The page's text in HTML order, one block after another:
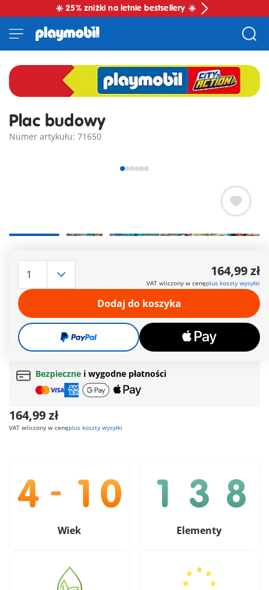
☀️ 25% zniżki na letnie bestsellery ☀️
Plac budowy
Numer artykułu: 71650
podstawą, elementami ściennymi, mocowaniem dachu z
dźwigiem, a także trzema figurkami PLAYMOBIL i wieloma
innymi ciekawymi dodatkami do wspaniałej zabawy w
budowanie!
Więcej informacji
Darmowa dostawa
200 zł
Darmowy prezentod200 zł
Bezpieczne i wygodne płatności
164,99 zł
VAT wliczony w cenęplus koszty wysyłki
164,99 zł
VAT wliczony w cenęplus koszty wysyłki
Dodaj do koszyka
Wiek Elementy